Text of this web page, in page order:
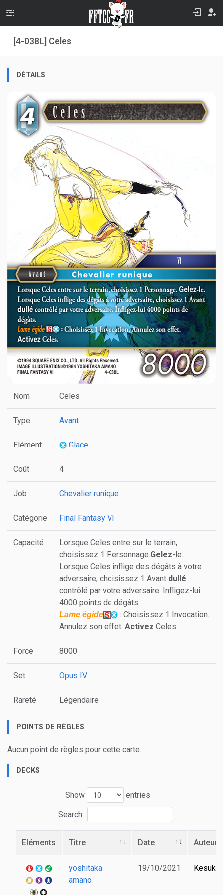
[4-038L] Celes
DÉTAILS
Nom Celes
Type Avant
Elément Glace
Coût 4
Job Chevalier runique
Catégorie Final Fantasy VI
Capacité
Lorsque Celes entre sur le terrain,
choisissez 1 Personnage.Gelez-le.
Lorsque Celes inflige des dégâts à votre
adversaire, choisissez 1 Avant dullé
contrôlé par votre adversaire. Infligez-lui
4000 points de dégâts.
Lame égide
: Choisissez 1 Invocation.
Annulez son effet. Activez Celes.
Force 8000
Set Opus IV
Rareté Légendaire
POINTS DE RÈGLES
Aucun point de règles pour cette carte.
DECKS
Show entries
Search:
Eléments Titre Date Auteur
yoshitaka
amano
19/10/2021 Kesuke